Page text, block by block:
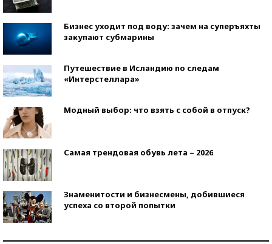
Бизнес уходит под воду: зачем на суперъяхты
закупают субмарины
Путешествие в Исландию по следам
«Интерстеллара»
Модный выбор: что взять с собой в отпуск?
Самая трендовая обувь лета – 2026
Знаменитости и бизнесмены, добившиеся
успеха со второй попытки